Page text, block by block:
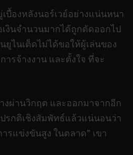
บื้องหลังนอร์เวย์อย่างแน่นหนา
งินจำนวนมากได้ถูกตัดออกไป
ยูไนเต็ดไม่ได้ขอให้ผู้เล่นของ
ารจ้างงาน และตั้งใจ ที่จะ
างผ่านวิกฤต และออกมาจากอีก
รกติเชิงสัมพัทธ์แล้วแน่นอนว่า
รแข่งขันสูง ในตลาด” เขา